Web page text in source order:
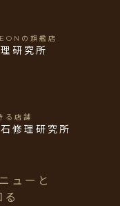
の旗艦店
研究所
る店舗
修理研究所
ューと